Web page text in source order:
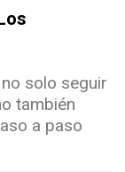
solo seguir
también
a paso